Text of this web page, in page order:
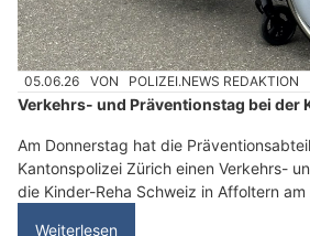
05.06.26 VON POLIZEI.NEWS REDAKTION
Verkehrs- und Präventionstag bei der
Am Donnerstag hat die
Kantonspolizei Zürich einen Verkehrs-
die Kinder-Reha Schweiz in Affoltern
Weiterlesen